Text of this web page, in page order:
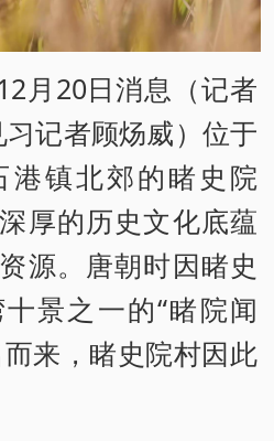
月20日消息（记者
记者顾炀威）位于
港镇北郊的睹史院
厚的历史文化底蕴
源。唐朝时因睹史
景之一的“睹院闻
来，睹史院村因此